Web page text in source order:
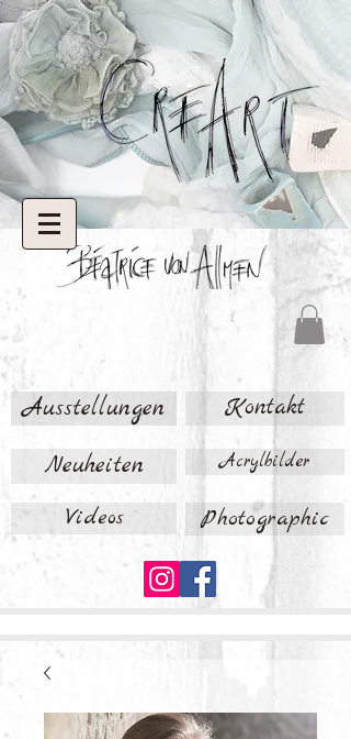
Ausstellungen Kontakt
Neuheiten Acrylbilder
Videos Photographic